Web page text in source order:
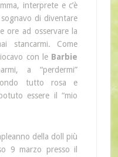
interprete e c’è
di diventare
ore ad osservare la
stancarmi. Come
con le Barbie
a “perdermi”
tutto rosa e
essere il “mio
della doll più
9 marzo presso il